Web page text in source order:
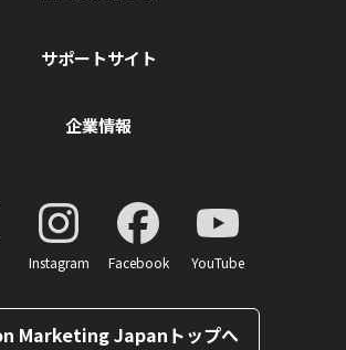
サポートサイト
企業情報
Instagram Facebook YouTube
Marketing Japanトップへ